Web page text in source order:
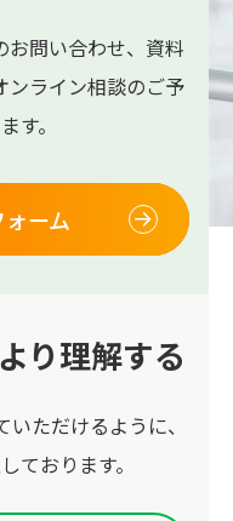
問い合わせ、 資料
ンライン相談のご予
す。
ーム
り理解する
ただけるように、
ております。